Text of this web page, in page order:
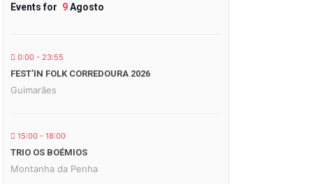
Events for 9Agosto
0:00 - 23:55
FEST’IN FOLK CORREDOURA 2026
Guimarães
15:00 - 18:00
TRIO OS BOÉMIOS
Montanha da Penha